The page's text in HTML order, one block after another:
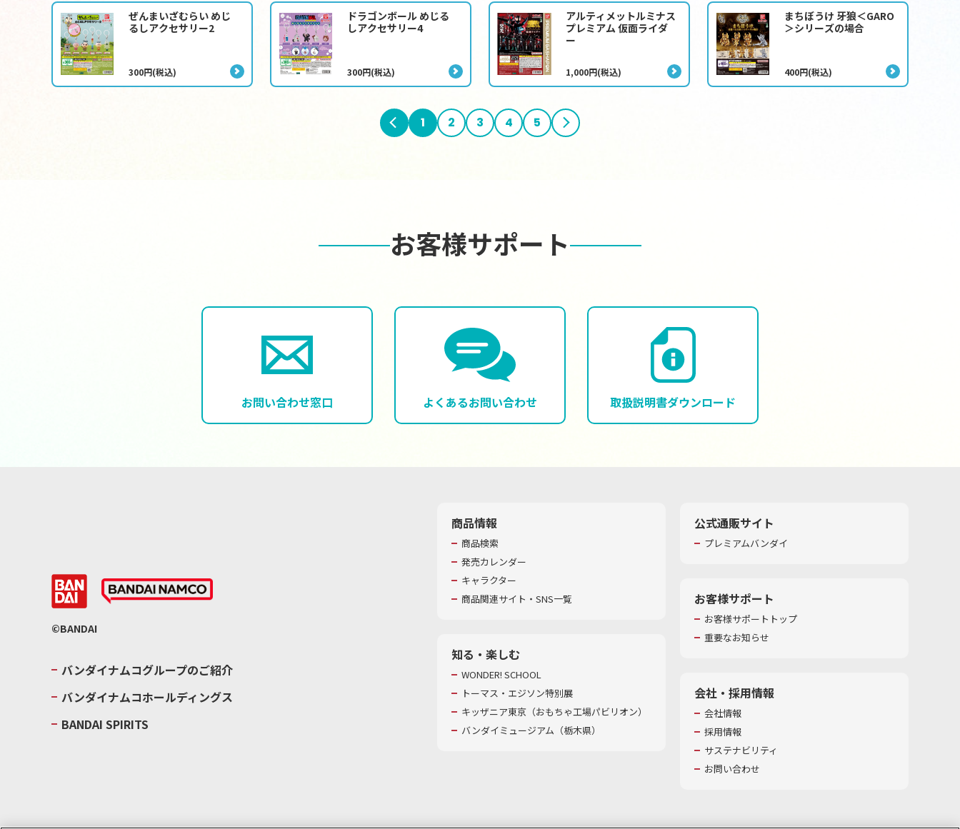
ぜんまいざむらい めじ
るしアクセサリー2
300円(税込)
ドラゴンボール めじる
しアクセサリー4
300円(税込)
アルティメットルミナス
プレミアム 仮面ライダ
ー
1,000円(税込)
まちぼうけ 牙狼＜GARO
＞シリーズの場合
400円(税込)
前へ 1 2 3 4 5 次へ
お客様サポート
お問い合わせ窓口 よくあるお問い合わせ 取扱説明書ダウンロード
©BANDAI
バンダイナムコグループのご紹介
バンダイナムコホールディングス
BANDAI SPIRITS
商品情報
商品検索
発売カレンダー
キャラクター
商品関連サイト・SNS一覧
知る・楽しむ
WONDER! SCHOOL
トーマス・エジソン特別展
キッザニア東京（おもちゃ工場パビリオン）​
バンダイミュージアム（栃木県）
公式通販サイト
プレミアムバンダイ
お客様サポート
お客様サポートトップ
重要なお知らせ
会社・採用情報
会社情報
採用情報
サステナビリティ
お問い合わせ